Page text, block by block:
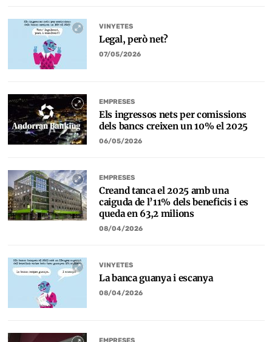
VINYETES
Legal, però net?
07/05/2026
EMPRESES
Els ingressos nets per comissions
dels bancs creixen un 10% el 2025
06/05/2026
EMPRESES
Creand tanca el 2025 amb una
caiguda de l’11% dels beneficis i es
queda en 63,2 milions
08/04/2026
VINYETES
La banca guanya i escanya
08/04/2026